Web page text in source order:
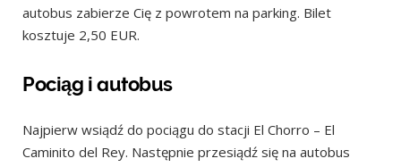
autobus zabierze Cię z powrotem na parking. Bilet
kosztuje 2,50 EUR.
Pociąg i autobus
Najpierw wsiądź do pociągu do stacji El Chorro – El
Caminito del Rey. Następnie przesiądź się na autobus